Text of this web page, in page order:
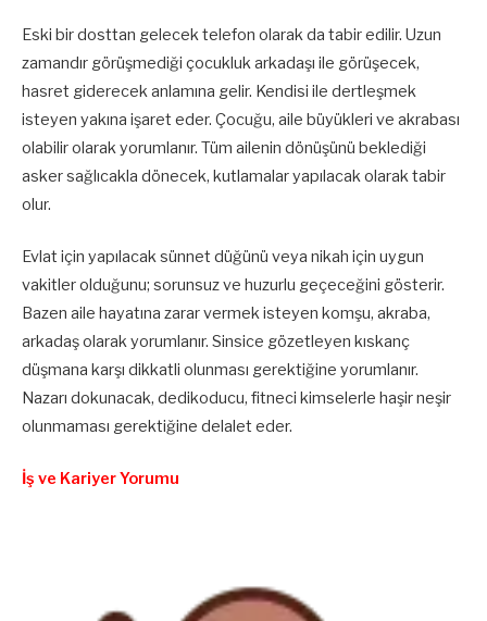
Eski bir dosttan gelecek telefon olarak da tabir edilir. Uzun
zamandır görüşmediği çocukluk arkadaşı ile görüşecek,
hasret giderecek anlamına gelir. Kendisi ile dertleşmek
isteyen yakına işaret eder. Çocuğu, aile büyükleri ve akrabası
olabilir olarak yorumlanır. Tüm ailenin dönüşünü beklediği
asker sağlıcakla dönecek, kutlamalar yapılacak olarak tabir
olur.
Evlat için yapılacak sünnet düğünü veya nikah için uygun
vakitler olduğunu; sorunsuz ve huzurlu geçeceğini gösterir.
Bazen aile hayatına zarar vermek isteyen komşu, akraba,
arkadaş olarak yorumlanır. Sinsice gözetleyen kıskanç
düşmana karşı dikkatli olunması gerektiğine yorumlanır.
Nazarı dokunacak, dedikoducu, fitneci kimselerle haşir neşir
olunmaması gerektiğine delalet eder.
İş ve Kariyer Yorumu